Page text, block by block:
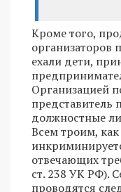
Кроме того,
организаторов
ехали дети,
Организацией
представитель
должностные
Всем троим,
отвечающих
ст. 238 УК РФ).
проводятся